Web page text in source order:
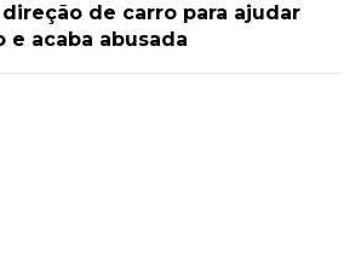
de carro para ajudar
e acaba abusada